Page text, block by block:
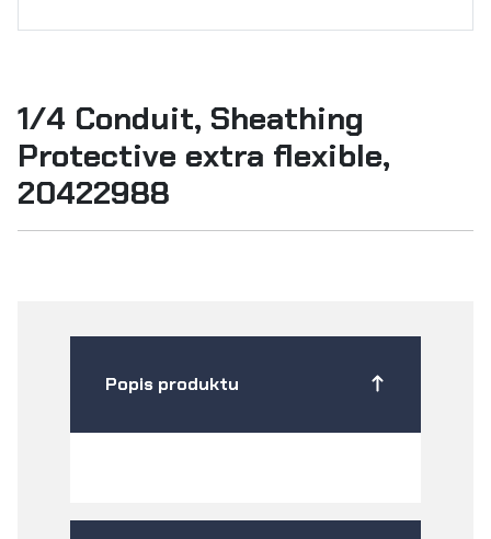
1/4 Conduit, Sheathing
Protective extra flexible,
20422988
Popis produktu